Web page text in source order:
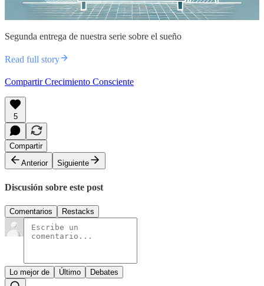
Segunda entrega de nuestra serie sobre el sueño
Read full story
Compartir Crecimiento Consciente
5
Compartir
Anterior
Siguiente
Discusión sobre este post
Comentarios Restacks
Lo mejor de Último Debates